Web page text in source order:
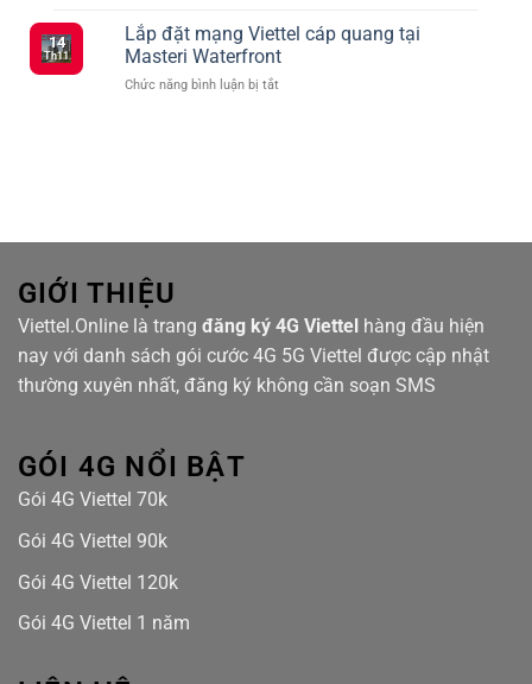
Nối
Siêu
Với
ưu
đãi
hình
vụ
Viettel
cáp
14
Th11
Lắp đặt mạng Viettel cáp quang tại
Masteri Waterfront
Chức năng bình luận bị tắt
Masteri
GIỚI THIỆU
Viettel.Online là trang đăng ký 4G Viettel hàng đầu hiện
nay với danh sách gói cước 4G 5G Viettel được cập nhật
thường xuyên nhất, đăng ký không cần soạn SMS
GÓI 4G NỔI BẬT
Gói 4G Viettel 70k
Gói 4G Viettel 90k
Gói 4G Viettel 120k
Gói 4G Viettel 1 năm